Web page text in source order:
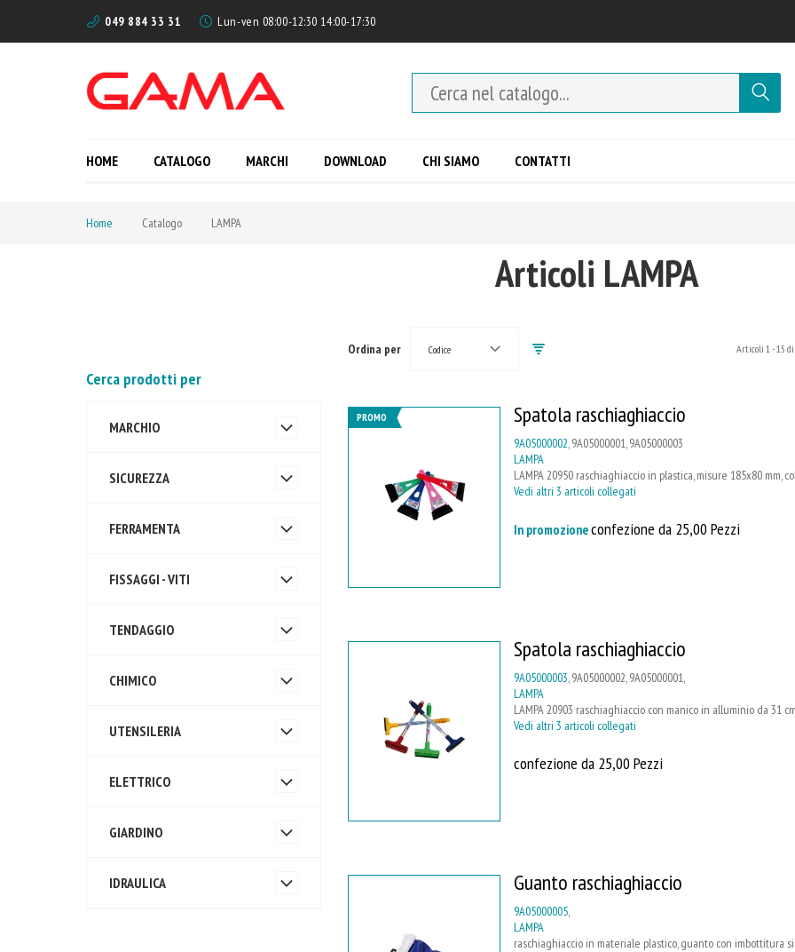
049 884 33 31 Lun-ven 08:00-12:30 14:00-17:30
HOME CATALOGO MARCHI DOWNLOAD CHI SIAMO CONTATTI
Home Catalogo LAMPA
Articoli LAMPA
Ordina per Codice Articoli 1-15 di
PROMO Spatola raschiaghiaccio
9A05000002, 9A05000001, 9A05000003
LAMPA
LAMPA 20950 raschiaghiaccio in plastica, misure 185x80 mm,
Vedi altri 3 articoli collegati
In promozioneconfezione da 25,00 Pezzi
Spatola raschiaghiaccio
9A05000003 , 9A05000002, 9A05000001,
LAMPA
LAMPA 20903 raschiaghiaccio con manico in alluminio da 31
Vedi altri 3 articoli collegati
confezione da 25,00 Pezzi
Guanto raschiaghiaccio
9A05000005,
LAMPA
raschiaghiaccio in materiale plastico, guanto con
Cerca prodotti per
MARCHIO
SICUREZZA
FERRAMENTA
FISSAGGI - VITI
TENDAGGIO
CHIMICO
UTENSILERIA
ELETTRICO
GIARDINO
IDRAULICA